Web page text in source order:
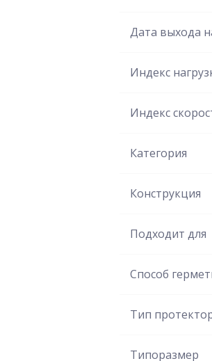
Дата выхода
Индекс
Индекс
Категория
Конструкция
Подходит для
Способ
Тип
Типоразмер